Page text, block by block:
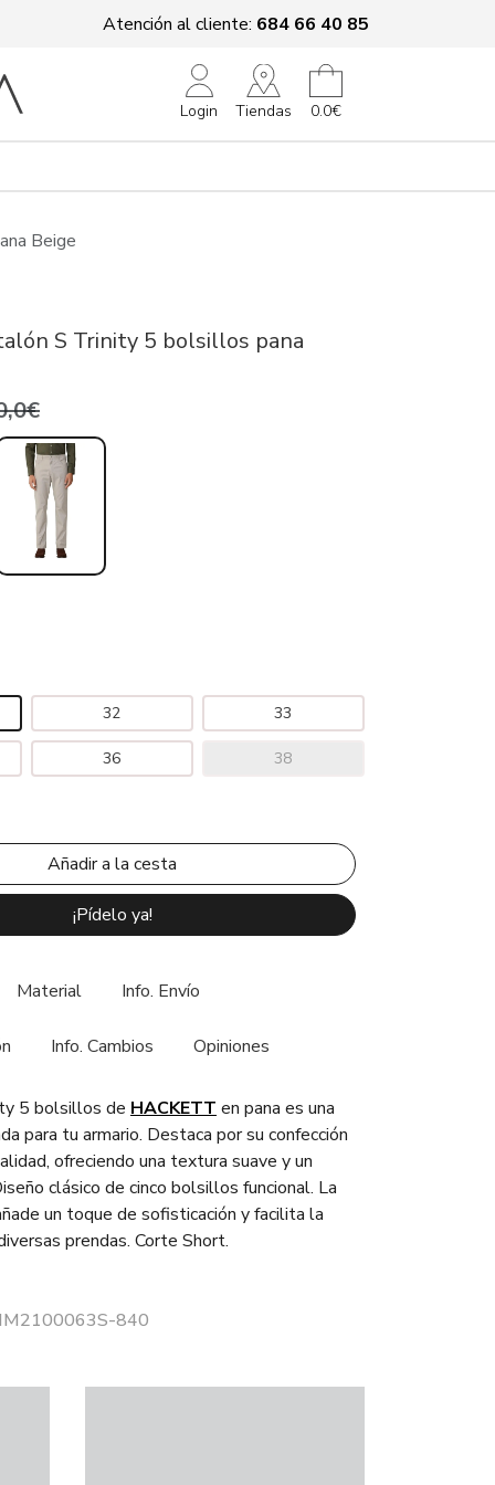
Atención al cliente: 684 66 40 85
Login Tiendas 0.0€
Beige
S Trinity 5 bolsillos pana
32 33
36 38
¡Pídelo ya!
Material Info. Envío
Info. Cambios Opiniones
5 bolsillos de HACKETT en pana es una
para tu armario. Destaca por su confección
ofreciendo una textura suave y un
clásico de cinco bolsillos funcional. La
un toque de sofisticación y facilita la
prendas. Corte Short.
840